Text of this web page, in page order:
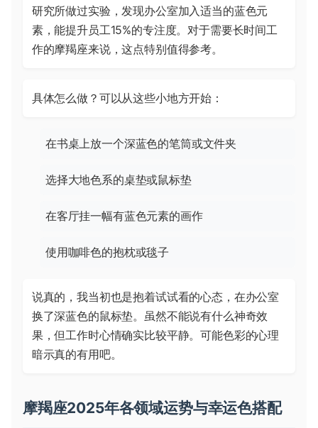
研究所做过实验，发现办公室加入适当的蓝色元
素，能提升员工15%的专注度。对于需要长时间工
作的摩羯座来说，这点特别值得参考。
具体怎么做？可以从这些小地方开始：
在书桌上放一个深蓝色的笔筒或文件夹
选择大地色系的桌垫或鼠标垫
在客厅挂一幅有蓝色元素的画作
使用咖啡色的抱枕或毯子
说真的，我当初也是抱着试试看的心态，在办公室
换了深蓝色的鼠标垫。虽然不能说有什么神奇效
果，但工作时心情确实比较平静。可能色彩的心理
暗示真的有用吧。
摩羯座2025年各领域运势与幸运色搭配